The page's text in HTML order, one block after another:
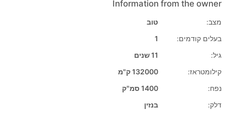
Information from the owner
מצב:
טוב
בעלים קודמים:
1
גיל:
11 שנים
קילומטראז:
132000 ק"מ
נפח:
1400 סמ"ק
דלק:
בנזין